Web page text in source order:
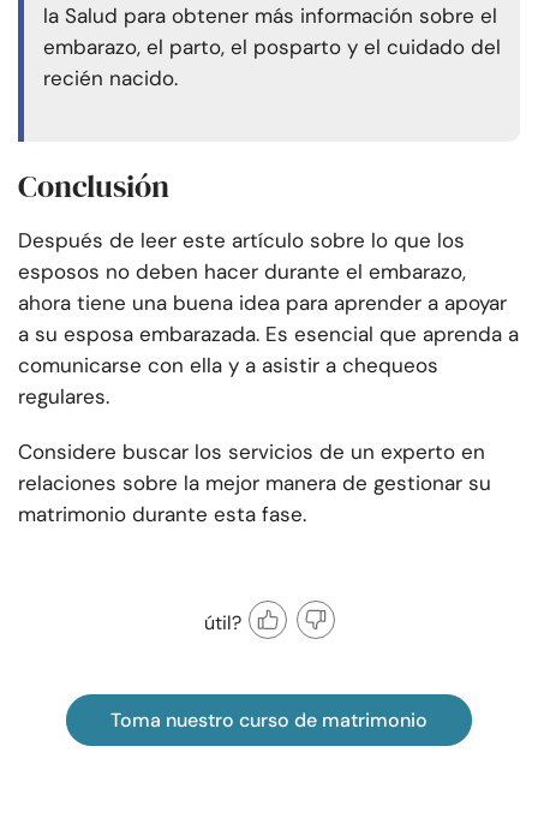
la Salud para obtener más información sobre el
embarazo, el parto, el posparto y el cuidado del
recién nacido.
Conclusión
Después de leer este artículo sobre lo que los
esposos no deben hacer durante el embarazo,
ahora tiene una buena idea para aprender a apoyar
a su esposa embarazada. Es esencial que aprenda a
comunicarse con ella y a asistir a chequeos
regulares.
Considere buscar los servicios de un experto en
relaciones sobre la mejor manera de gestionar su
matrimonio durante esta fase.
útil?
Toma nuestro curso de matrimonio